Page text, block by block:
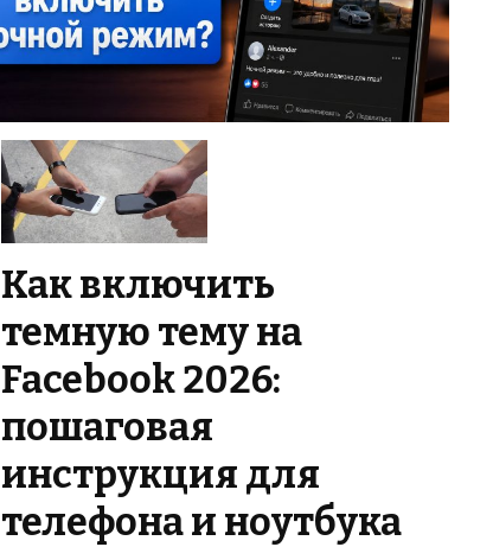
Как включить
темную тему на
Facebook 2026:
пошаговая
инструкция для
телефона и ноутбука